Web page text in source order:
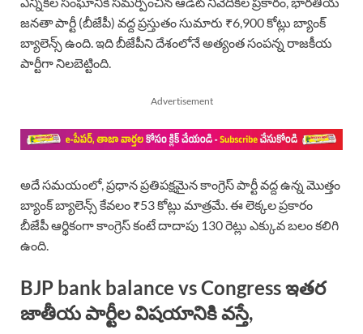
జనతా పార్టీ (బీజేపీ) వద్ద ప్రస్తుతం సుమారు ₹6,900 కోట్లు బ్యాంక్
బ్యాలెన్స్ ఉంది. ఇది బీజేపీని దేశంలోనే అత్యంత సంపన్న రాజకీయ
పార్టీగా నిలబెట్టింది.
Advertisement
అదే సమయంలో, ప్రధాన ప్రతిపక్షమైన కాంగ్రెస్ పార్టీ వద్ద ఉన్న మొత్తం
బ్యాంక్ బ్యాలెన్స్ కేవలం ₹53 కోట్లు మాత్రమే. ఈ లెక్కల ప్రకారం
బీజేపీ ఆర్థికంగా కాంగ్రెస్ కంటే దాదాపు 130 రెట్లు ఎక్కువ బలం కలిగి
ఉంది.
BJP bank balance vs Congress ఇతర
జాతీయ పార్టీల విషయానికి వస్తే,